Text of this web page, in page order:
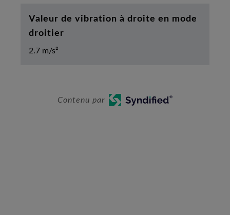
Valeur de vibration à droite en mode
droitier
2.7 m/s²
Contenu par